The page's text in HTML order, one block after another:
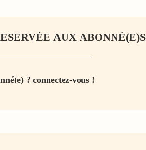
AUX ABONNÉ(E)S
? connectez-vous !